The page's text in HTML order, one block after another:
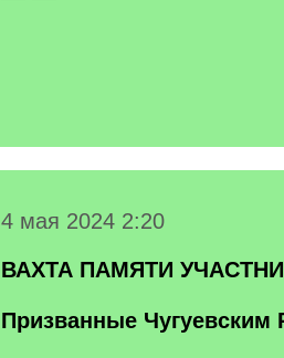
4 мая 2024 2:20
ВАХТА ПАМЯТИ
Призванные Чугуевским